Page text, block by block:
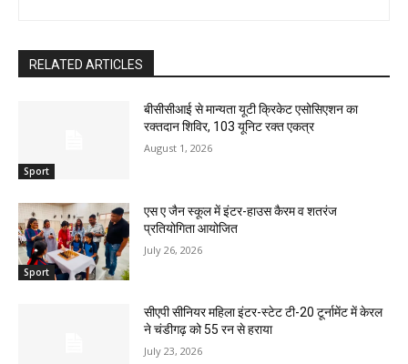
RELATED ARTICLES
Sport
बीसीसीआई से मान्यता यूटी क्रिकेट एसोसिएशन का
रक्तदान शिविर, 103 यूनिट रक्त एकत्र
August 1, 2026
Sport
एस ए जैन स्कूल में इंटर-हाउस कैरम व शतरंज
प्रतियोगिता आयोजित
July 26, 2026
सीएपी सीनियर महिला इंटर-स्टेट टी-20 टूर्नामेंट में केरल
ने चंडीगढ़ को 55 रन से हराया
July 23, 2026